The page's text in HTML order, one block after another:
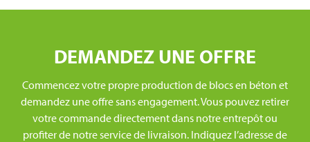
DEMANDEZ UNE OFFRE
Commencez votre propre production de blocs en béton et
demandez une offre sans engagement. Vous pouvez retirer
votre commande directement dans notre entrepôt ou
profiter de notre service de livraison. Indiquez l’adresse de